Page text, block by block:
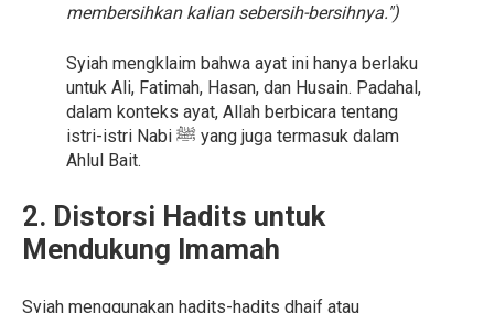
membersihkan kalian sebersih-bersihnya.")
Syiah mengklaim bahwa ayat ini hanya berlaku
untuk Ali, Fatimah, Hasan, dan Husain. Padahal,
dalam konteks ayat, Allah berbicara tentang
istri-istri Nabi ﷺ yang juga termasuk dalam
Ahlul Bait.
2. Distorsi Hadits untuk
Mendukung Imamah
Syiah menggunakan hadits-hadits dhaif atau